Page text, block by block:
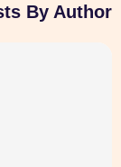
By Author